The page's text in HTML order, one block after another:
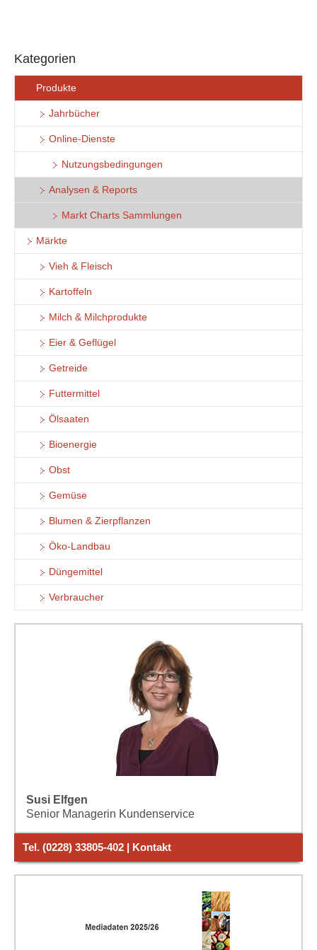
Kategorien
Produkte
Jahrbücher
Online-Dienste
Nutzungsbedingungen
Analysen & Reports
Markt Charts Sammlungen
Märkte
Vieh & Fleisch
Kartoffeln
Milch & Milchprodukte
Eier & Geflügel
Getreide
Futtermittel
Ölsaaten
Bioenergie
Obst
Gemüse
Blumen & Zierpflanzen
Öko-Landbau
Düngemittel
Verbraucher
Susi Elfgen
Senior Managerin Kundenservice
Tel. (0228) 33805-402 | Kontakt